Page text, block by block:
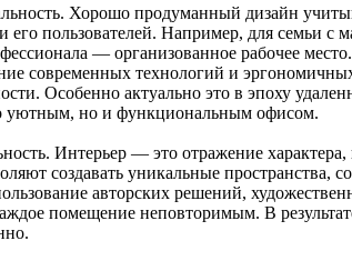
Хорошо продуманный дизайн
его пользователей. Например, для семьи с
— организованное рабочее
современных технологий и
Особенно актуально это в эпоху
уютным, но и функциональным офисом.
Интерьер — это отражение
создавать уникальные пространства,
авторских решений,
помещение неповторимым. В